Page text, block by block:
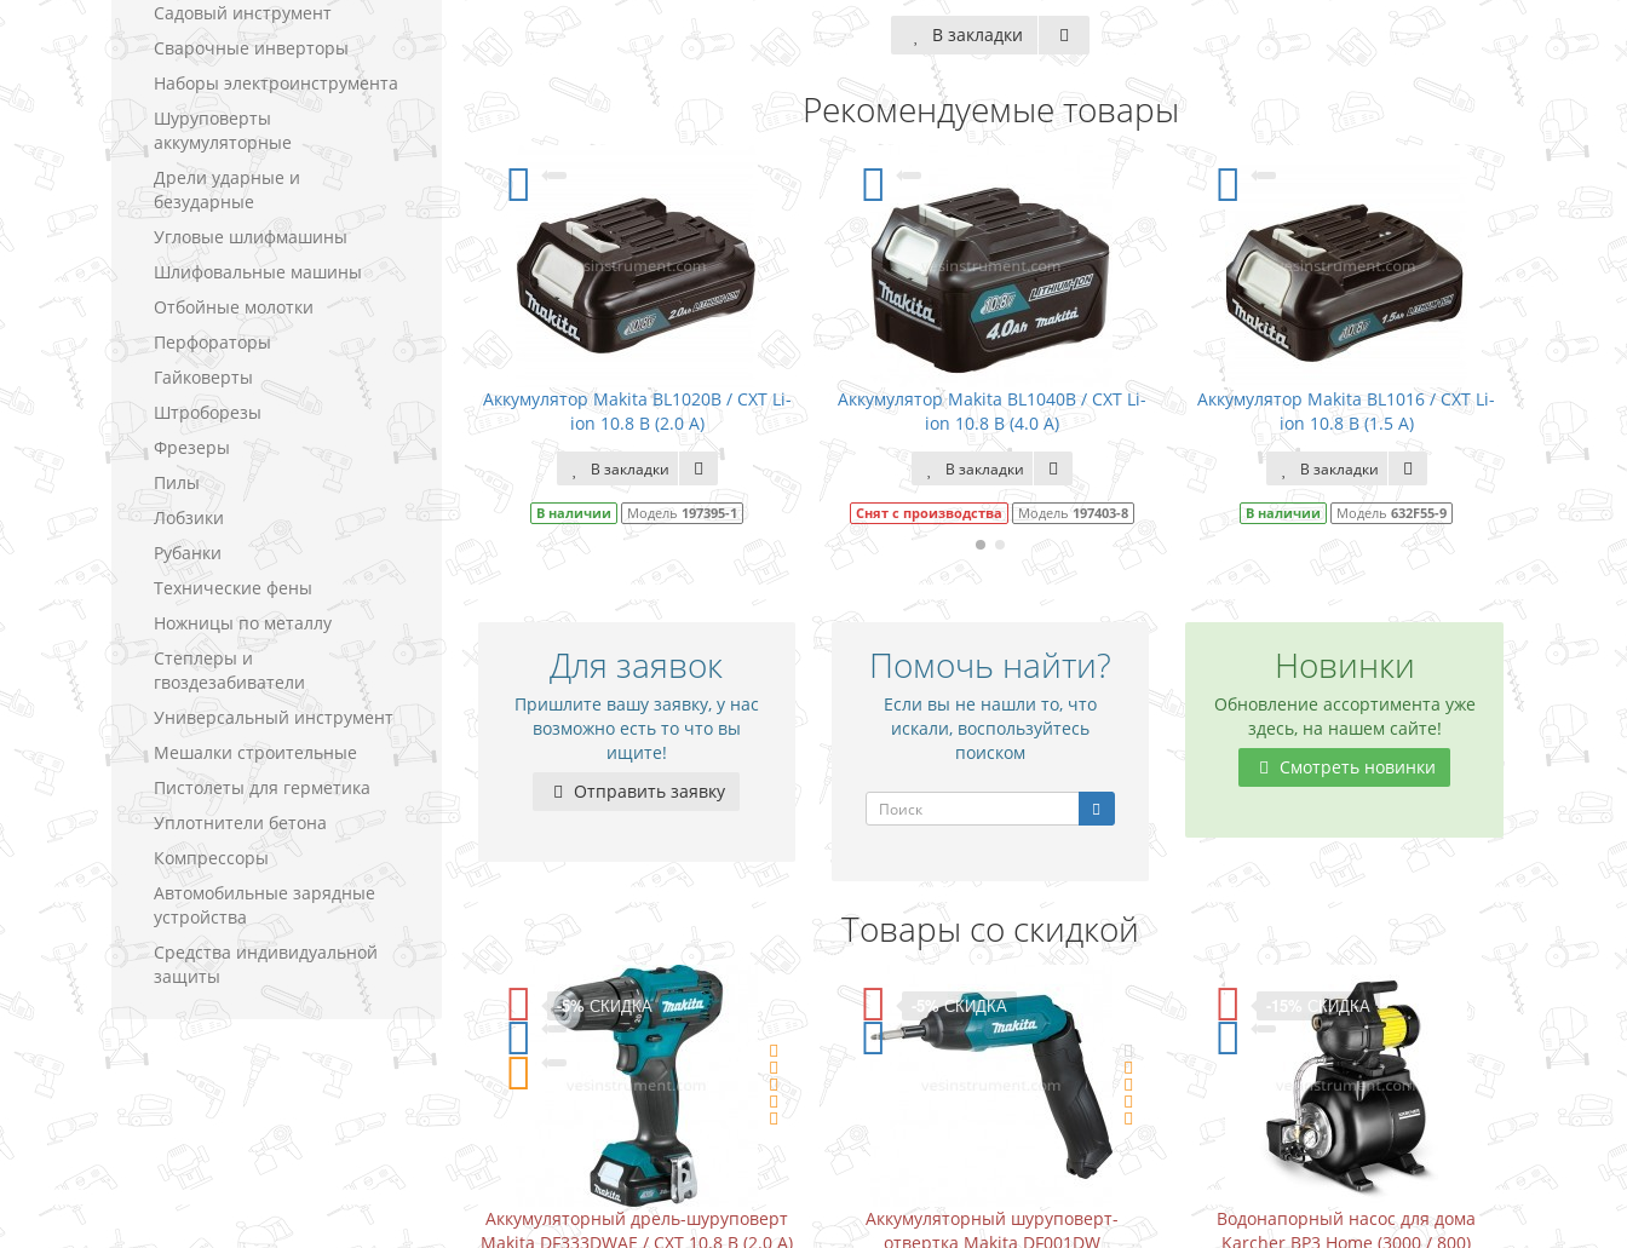
Садовый инструмент
Сварочные инверторы
Наборы электроинструмента
Шуруповерты
аккумуляторные
Дрели ударные и
безударные
Угловые шлифмашины
Шлифовальные машины
Отбойные молотки
Перфораторы
Гайковерты
Штроборезы
Фрезеры
Пилы
Лобзики
Рубанки
Технические фены
Ножницы по металлу
Степлеры и
гвоздезабиватели
Универсальный инструмент
Мешалки строительные
Пистолеты для герметика
Уплотнители бетона
Компрессоры
Автомобильные зарядные
устройства
Средства индивидуальной
защиты
В закладки
Рекомендуемые товары
BL1015 / CXT Li-
Модель197390-1
Аккумулятор Makita BL1020B / CXT Li-
ion 10.8 В (2.0 А)
В закладки
Модель 197395-1
Аккумулятор Makita BL1040B / CXT Li-
ion 10.8 В (4.0 А)
В закладки
Снят с производства Модель 197403-8
Аккумулятор Makita BL1016 / CXT Li-
ion 10.8 В (1.5 А)
В закладки
В наличии Модель632F55-9
Аккумулятор Makita BL1021B / CXT Li-
ion 10.8 В (2.0 А)
В закладки
В наличии Модель 632F59-1
Для заявок
Пришлите вашу заявку, у нас
возможно есть то что вы
ищите!
Отправить заявку
Помочь найти?
Если вы не нашли то, что
искали, воспользуйтесь
поиском
Новинки
Обновление ассортимента уже
здесь, на нашем сайте!
Смотреть новинки
Товары со скидкой
10.8 В (1.5 А)
СКИДКА
Аккумуляторный дрель-шуруповерт
Makita DF333DWAE / CXT 10.8 В (2.0 А)
-5%СКИДКА
Аккумуляторный шуруповерт-
отвертка Makita DF001DW
-15%СКИДКА
Водонапорный насос для дома
Karcher BP3 Home (3000 / 800)
-11%СКИДКА
Водонапорный насос для дома
Karcher BP3 Home&Garden (3300 /